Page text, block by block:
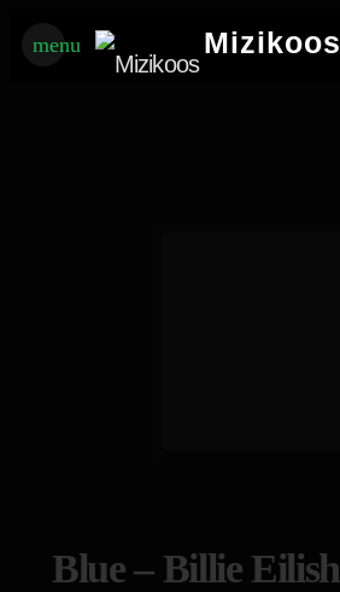
menu Mizikoos
Blue – Billie Eilish